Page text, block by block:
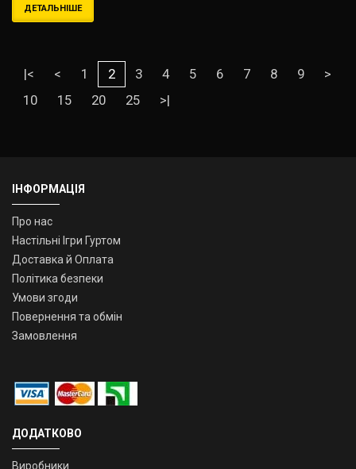
ДЕТАЛЬНІШЕ
|< < 1 2 3 4 5 6 7 8 9
>
10
15 20 25 >|
ІНФОРМАЦІЯ
Про нас
Настільні Ігри Гуртом
Доставка й Оплата
Політика безпеки
Умови згоди
Повернення та обмін
Замовлення
ДОДАТКОВО
Виробники